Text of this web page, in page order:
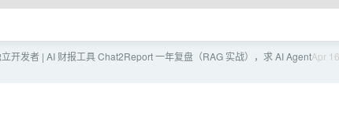
Apr 16
立开发者 | AI 财报工具 Chat2Report 一年复盘（RAG 实战），求 AI Agent